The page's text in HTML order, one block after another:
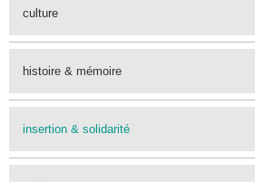
culture
histoire & mémoire
insertion & solidarité